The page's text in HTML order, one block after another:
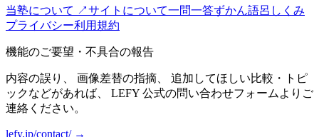
当塾について ↗サイトについて一問一答ずかん語呂 しくみ
プライバシー利用規約
機能のご要望・不具合の報告
内容の誤り、 画像差替の指摘、 追加してほしい比較・トピ
ックなどがあれば、 LEFY 公式の問い合わせフォームよりご
連絡ください。
lefy.jp/contact/ →